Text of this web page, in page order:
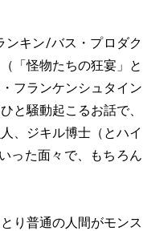
キン/バス・プロダク
「怪物たちの狂宴」と
フランケンシュタイン
と騒動起こるお話で、
、ジキル博士（とハイ
った面々で、もちろん
り普通の人間がモンス